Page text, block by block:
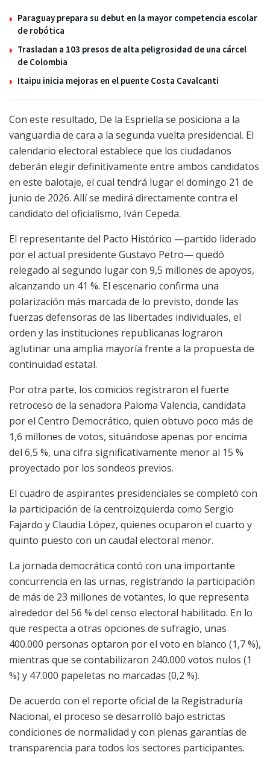
Paraguay prepara su debut en la mayor competencia escolar
de robótica
Trasladan a 103 presos de alta peligrosidad de una cárcel
de Colombia
Itaipu inicia mejoras en el puente Costa Cavalcanti
Con este resultado, De la Espriella se posiciona a la
vanguardia de cara a la segunda vuelta presidencial. El
calendario electoral establece que los ciudadanos
deberán elegir definitivamente entre ambos candidatos
en este balotaje, el cual tendrá lugar el domingo 21 de
junio de 2026. Allí se medirá directamente contra el
candidato del oficialismo, Iván Cepeda.
El representante del Pacto Histórico —partido liderado
por el actual presidente Gustavo Petro— quedó
relegado al segundo lugar con 9,5 millones de apoyos,
alcanzando un 41 %. El escenario confirma una
polarización más marcada de lo previsto, donde las
fuerzas defensoras de las libertades individuales, el
orden y las instituciones republicanas lograron
aglutinar una amplia mayoría frente a la propuesta de
continuidad estatal.
Por otra parte, los comicios registraron el fuerte
retroceso de la senadora Paloma Valencia, candidata
por el Centro Democrático, quien obtuvo poco más de
1,6 millones de votos, situándose apenas por encima
del 6,5 %, una cifra significativamente menor al 15 %
proyectado por los sondeos previos.
El cuadro de aspirantes presidenciales se completó con
la participación de la centroizquierda como Sergio
Fajardo y Claudia López, quienes ocuparon el cuarto y
quinto puesto con un caudal electoral menor.
La jornada democrática contó con una importante
concurrencia en las urnas, registrando la participación
de más de 23 millones de votantes, lo que representa
alrededor del 56 % del censo electoral habilitado. En lo
que respecta a otras opciones de sufragio, unas
400.000 personas optaron por el voto en blanco (1,7 %),
mientras que se contabilizaron 240.000 votos nulos (1
%) y 47.000 papeletas no marcadas (0,2 %).
De acuerdo con el reporte oficial de la Registraduría
Nacional, el proceso se desarrolló bajo estrictas
condiciones de normalidad y con plenas garantías de
transparencia para todos los sectores participantes.